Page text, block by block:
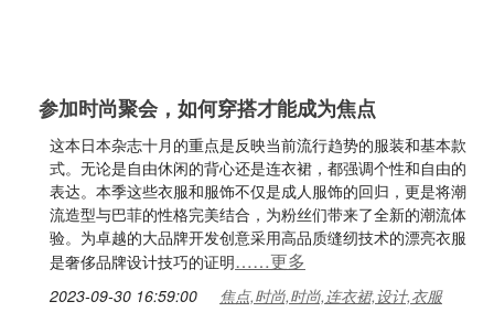
参加时尚聚会，如何穿搭才能成为焦点
这本日本杂志十月的重点是反映当前流行趋势的服装和基本款
式。无论是自由休闲的背心还是连衣裙，都强调个性和自由的
表达。本季这些衣服和服饰不仅是成人服饰的回归，更是将潮
流造型与巴菲的性格完美结合，为粉丝们带来了全新的潮流体
验。为卓越的大品牌开发创意采用高品质缝纫技术的漂亮衣服
是奢侈品牌设计技巧的证明……更多
2023-09-30 16:59:00 焦点,时尚,时尚,连衣裙,设计,衣服